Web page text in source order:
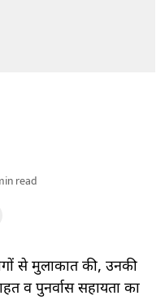
read
से मुलाकात की, उनकी
व पुनर्वास सहायता का